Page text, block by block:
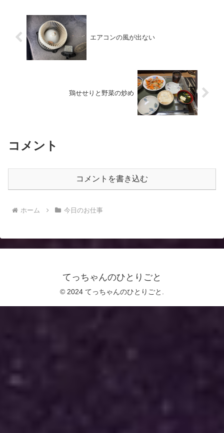
エアコンの風が出ない
鶏せせりと野菜の炒め
コメント
コメントを書き込む
ホーム 今日のお仕事
てっちゃんのひとりごと
© 2024 てっちゃんのひとりごと.